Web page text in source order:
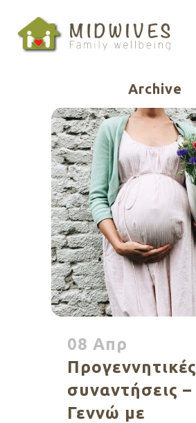
Archive
08 Απρ
Προγεννητικές
συναντήσεις –
Γεννώ με